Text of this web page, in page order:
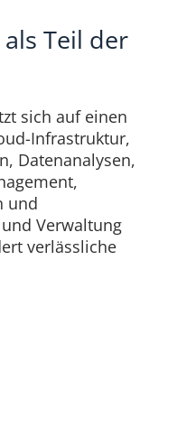
Teil der
sich auf einen
Infrastruktur,
Datenanalysen,
und
Verwaltung
verlässliche